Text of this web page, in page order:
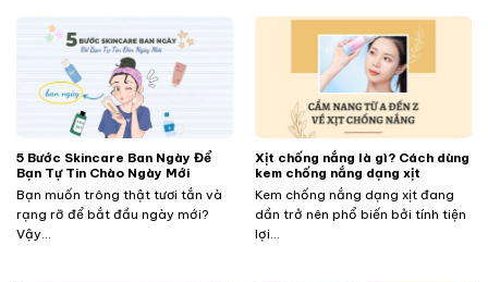
5 Bước Skincare Ban Ngày Để
Bạn Tự Tin Chào Ngày Mới
Bạn muốn trông thật tươi tắn và
rạng rỡ để bắt đầu ngày mới?
Vậy...
Xịt chống nắng là gì? Cách dùng
kem chống nắng dạng xịt
Kem chống nắng dạng xịt đang
dần trở nên phổ biến bởi tính tiện
lợi...